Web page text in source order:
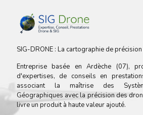
SIG-DRONE : La cartographie de
Entreprise basée en Ardèche (07),
d'expertises, de conseils en
associant la maîtrise des
Géographiques avec la précision des
livre un produit à haute valeur ajouté.